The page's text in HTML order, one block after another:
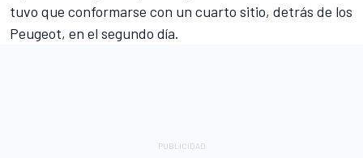
tuvo que conformarse con un cuarto sitio, detrás de los
Peugeot, en el segundo día.